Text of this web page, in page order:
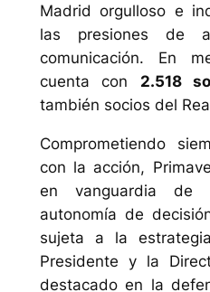
Madrid orgulloso e
las presiones de
comunicación. En
cuenta con 2.518
también socios del
Comprometiendo
con la acción,
en vanguardia
autonomía de
sujeta a la
Presidente y la
destacado en la